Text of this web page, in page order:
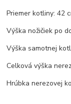
Priemer kotliny: 42
Výška nožičiek po
Výška samotnej
Celková výška
Hrúbka nerezovej